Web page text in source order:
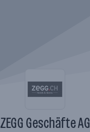
ZEGG Geschäfte AG